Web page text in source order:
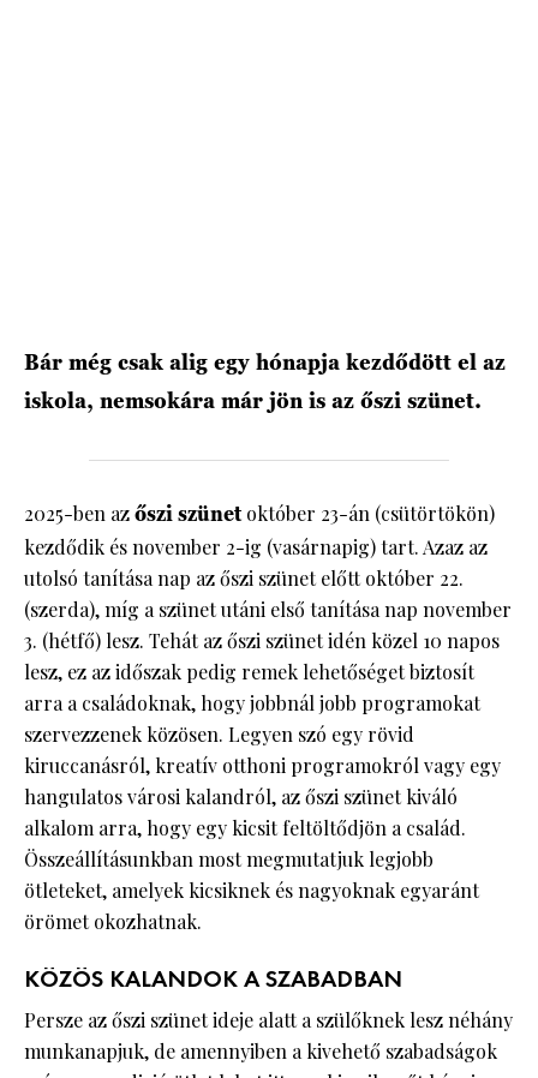
Bár még csak alig egy hónapja kezdődött el az
iskola, nemsokára már jön is az őszi szünet.
2025-ben azőszi szünetoktóber 23-án (csütörtökön)
kezdődik és november 2-ig (vasárnapig) tart. Azaz az
utolsó tanítása nap az őszi szünet előtt október 22.
(szerda), míg a szünet utáni első tanítása nap november
3. (hétfő) lesz. Tehát az őszi szünet idén közel 10 napos
lesz, ez az időszak pedig remek lehetőséget biztosít
arra a családoknak, hogy jobbnál jobb programokat
szervezzenek közösen. Legyen szó egy rövid
kiruccanásról, kreatív otthoni programokról vagy egy
hangulatos városi kalandról, az őszi szünet kiváló
alkalom arra, hogy egy kicsit feltöltődjön a család.
Összeállításunkban most megmutatjuk legjobb
ötleteket, amelyek kicsiknek és nagyoknak egyaránt
örömet okozhatnak.
KÖZÖS KALANDOK A SZABADBAN
Persze az őszi szünet ideje alatt a szülőknek lesz néhány
munkanapjuk, de amennyiben a kivehető szabadságok